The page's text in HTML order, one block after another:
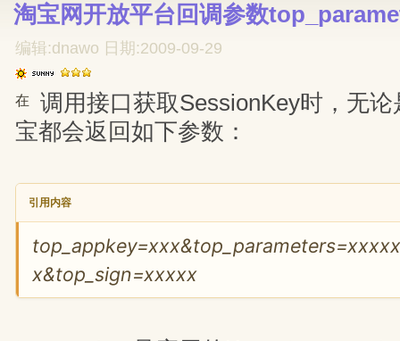
淘宝网开放平台回调参数
编辑:dnawo 日期:2009-09-29
在
调用接口获取SessionKey时，无
宝都会返回如下参数：
引用内容
x&top_sign=xxxxx